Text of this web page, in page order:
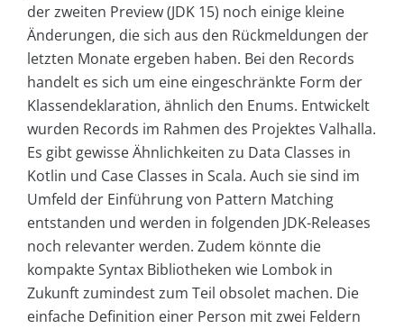
der zweiten Preview (JDK 15) noch einige kleine
Änderungen, die sich aus den Rückmeldungen der
letzten Monate ergeben haben. Bei den Records
handelt es sich um eine eingeschränkte Form der
Klassendeklaration, ähnlich den Enums. Entwickelt
wurden Records im Rahmen des Projektes Valhalla.
Es gibt gewisse Ähnlichkeiten zu Data Classes in
Kotlin und Case Classes in Scala. Auch sie sind im
Umfeld der Einführung von Pattern Matching
entstanden und werden in folgenden JDK-Releases
noch relevanter werden. Zudem könnte die
kompakte Syntax Bibliotheken wie Lombok in
Zukunft zumindest zum Teil obsolet machen. Die
einfache Definition einer Person mit zwei Feldern